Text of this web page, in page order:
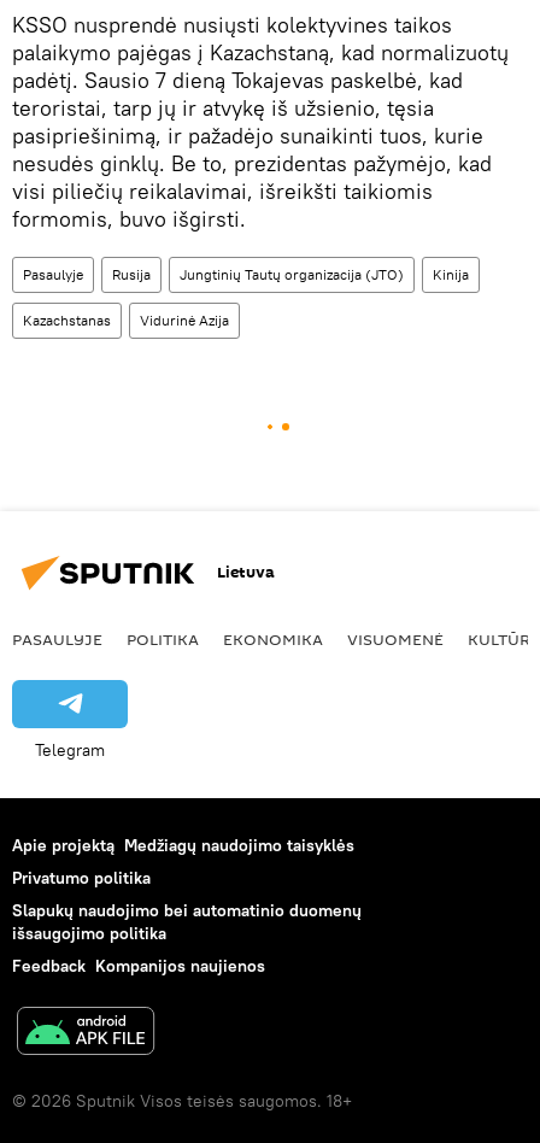
KSSO nusprendė nusiųsti kolektyvines taikos
palaikymo pajėgas į Kazachstaną, kad normalizuotų
padėtį. Sausio 7 dieną Tokajevas paskelbė, kad
teroristai, tarp jų ir atvykę iš užsienio, tęsia
pasipriešinimą, ir pažadėjo sunaikinti tuos, kurie
nesudės ginklų. Be to, prezidentas pažymėjo, kad
visi piliečių reikalavimai, išreikšti taikiomis
formomis, buvo išgirsti.
Pasaulyje Rusija Jungtinių Tautų organizacija (JTO) Kinija
Kazachstanas Vidurinė Azija
Lietuva
PASAULYJE POLITIKA EKONOMIKA VISUOMENĖ KULTŪRA
Telegram
Apie projektą Medžiagų naudojimo taisyklės
Privatumo politika
Slapukų naudojimo bei automatinio duomenų
išsaugojimo politika
Feedback Kompanijos naujienos
© 2026 Sputnik Visos teisės saugomos. 18+